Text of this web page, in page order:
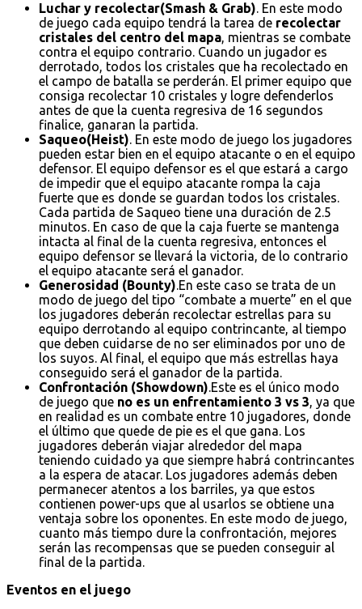
Luchar y recolectar(Smash & Grab). En este modo
de juego cada equipo tendrá la tarea de recolectar
cristales del centro del mapa, mientras se combate
contra el equipo contrario. Cuando un jugador es
derrotado, todos los cristales que ha recolectado en
el campo de batalla se perderán. El primer equipo que
consiga recolectar 10 cristales y logre defenderlos
antes de que la cuenta regresiva de 16 segundos
finalice, ganaran la partida.
Saqueo(Heist). En este modo de juego los jugadores
pueden estar bien en el equipo atacante o en el equipo
defensor. El equipo defensor es el que estará a cargo
de impedir que el equipo atacante rompa la caja
fuerte que es donde se guardan todos los cristales.
Cada partida de Saqueo tiene una duración de 2.5
minutos. En caso de que la caja fuerte se mantenga
intacta al final de la cuenta regresiva, entonces el
equipo defensor se llevará la victoria, de lo contrario
el equipo atacante será el ganador.
Generosidad (Bounty).En este caso se trata de un
modo de juego del tipo “combate a muerte” en el que
los jugadores deberán recolectar estrellas para su
equipo derrotando al equipo contrincante, al tiempo
que deben cuidarse de no ser eliminados por uno de
los suyos. Al final, el equipo que más estrellas haya
conseguido será el ganador de la partida.
Confrontación (Showdown).Este es el único modo
de juego que no es un enfrentamiento 3 vs 3, ya que
en realidad es un combate entre 10 jugadores, donde
el último que quede de pie es el que gana. Los
jugadores deberán viajar alrededor del mapa
teniendo cuidado ya que siempre habrá contrincantes
a la espera de atacar. Los jugadores además deben
permanecer atentos a los barriles, ya que estos
contienen power-ups que al usarlos se obtiene una
ventaja sobre los oponentes. En este modo de juego,
cuanto más tiempo dure la confrontación, mejores
serán las recompensas que se pueden conseguir al
final de la partida.
Eventos en el juego